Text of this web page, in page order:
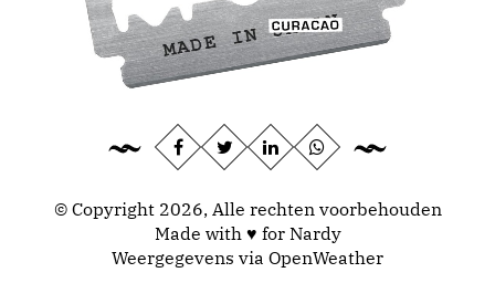
© Copyright 2026, Alle rechten voorbehouden
Made with ♥ for Nardy
Weergegevens via OpenWeather